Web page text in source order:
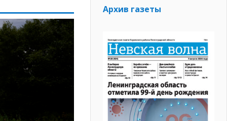
Архив газеты